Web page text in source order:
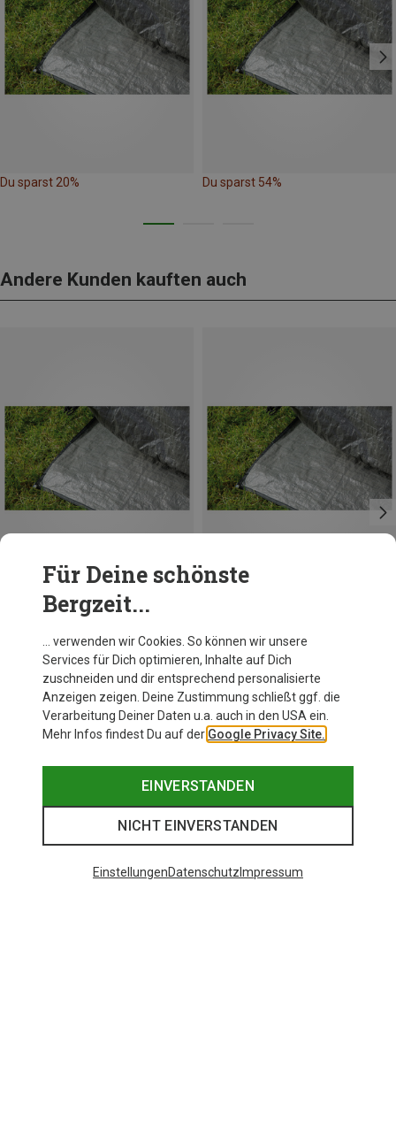
Du sparst 20% Du sparst 54%
Andere Kunden kauften auch
Du sparst 20%
Für Deine schönste
Bergzeit...
… verwenden wir Cookies. So können wir unsere
Services für Dich optimieren, Inhalte auf Dich
zuschneiden und dir entsprechend personalisierte
Anzeigen zeigen. Deine Zustimmung schließt ggf. die
Verarbeitung Deiner Daten u.a. auch in den USA ein.
Mehr Infos findest Du auf der Google Privacy Site.
EINVERSTANDEN
NICHT EINVERSTANDEN
EinstellungenDatenschutz Impressum